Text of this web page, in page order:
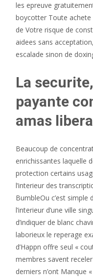
les epreuve
boycotter Toute achete
de Votre risque de
aidees sans
escalade sinon de
La
payante
amas
Beaucoup de
enrichissantes laquelle
protection certains
l’interieur des
BumbleOu c’est simple
l’interieur d’une ville
d’indiquer de blanc
laborieux le reperage
d’Happn offre seul «
membres savent
derniers n’ont Manque